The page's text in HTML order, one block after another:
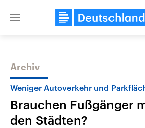
Close
Themen
Archiv
Weniger Autoverkehr und
Brauchen Fußgänger
den Städten?